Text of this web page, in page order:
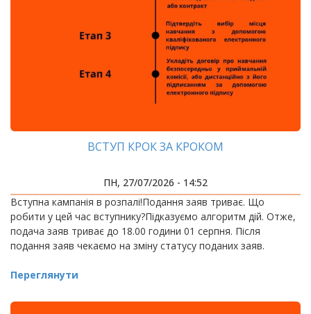
ВСТУП КРОК ЗА КРОКОМ
ПН, 27/07/2026 - 14:52
Вступна кампанія в розпалі!Подання заяв триває. Що
робити у цей час вступнику?Підказуємо алгоритм дій. Отже,
подача заяв триває до 18.00 години 01 серпня. Після
подання заяв чекаємо на зміну статусу поданих заяв.
Переглянути